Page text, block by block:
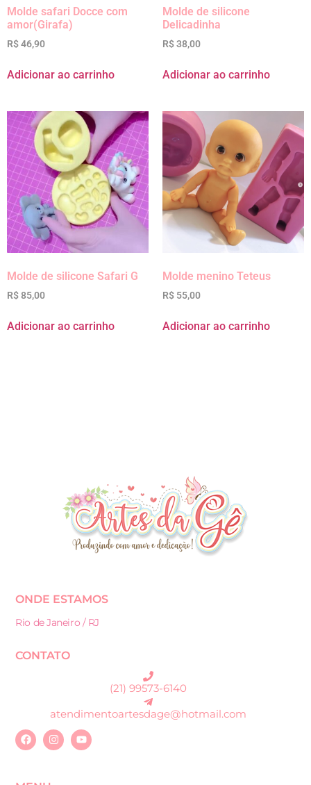
Molde safari Docce com
amor(Girafa)
R$46,90
Adicionar ao carrinho
Molde de silicone
Delicadinha
R$38,00
Adicionar ao carrinho
Molde de silicone Safari G
R$85,00
Adicionar ao carrinho
Molde menino Teteus
R$ 55,00
Adicionar ao carrinho
ONDE ESTAMOS
Rio de Janeiro / RJ
CONTATO
(21) 99573-6140
atendimentoartesdage@hotmail.com